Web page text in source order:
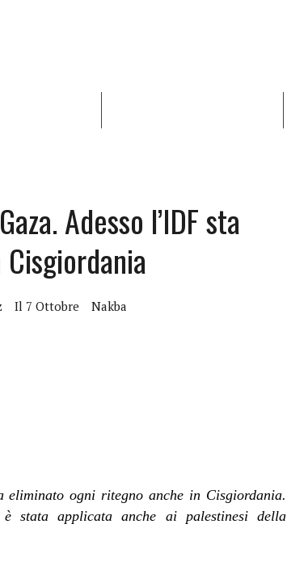
Adesso l’IDF sta
Il 7 Ottobre Nakba
ogni ritegno anche in Cisgiordania.
stata applicata anche ai palestinesi della